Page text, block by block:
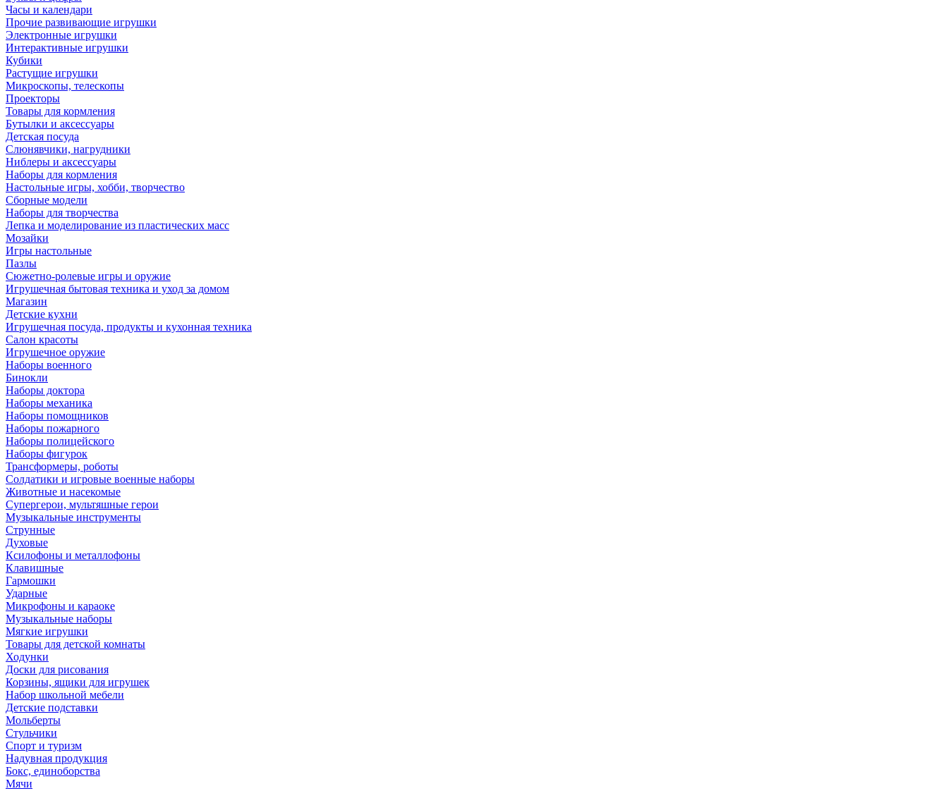
Часы и календари
Прочие развивающие игрушки
Электронные игрушки
Интерактивные игрушки
Кубики
Растущие игрушки
Микроскопы, телескопы
Проекторы
Товары для кормления
Бутылки и аксессуары
Детская посуда
Слюнявчики, нагрудники
Ниблеры и аксессуары
Наборы для кормления
Настольные игры, хобби, творчество
Сборные модели
Наборы для творчества
Лепка и моделирование из пластических масс
Мозайки
Игры настольные
Пазлы
Сюжетно-ролевые игры и оружие
Игрушечная бытовая техника и уход за домом
Магазин
Детские кухни
Игрушечная посуда, продукты и кухонная техника
Салон красоты
Игрушечное оружие
Наборы военного
Бинокли
Наборы доктора
Наборы механика
Наборы помощников
Наборы пожарного
Наборы полицейского
Наборы фигурок
Трансформеры, роботы
Солдатики и игровые военные наборы
Животные и насекомые
Супергерои, мультяшные герои
Музыкальные инструменты
Струнные
Духовые
Ксилофоны и металлофоны
Клавишные
Гармошки
Ударные
Микрофоны и караоке
Музыкальные наборы
Мягкие игрушки
Товары для детской комнаты
Ходунки
Доски для рисования
Корзины, ящики для игрушек
Набор школьной мебели
Детские подставки
Мольберты
Стульчики
Спорт и туризм
Надувная продукция
Бокс, единоборства
Мячи